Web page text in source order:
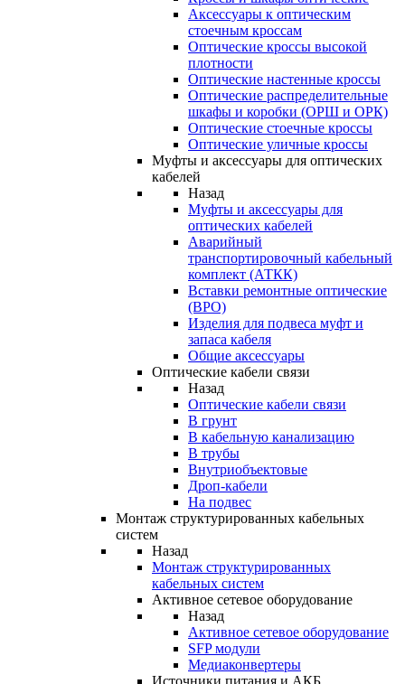
Аксессуары к оптическим
стоечным кроссам
Оптические кроссы высокой
плотности
Оптические настенные кроссы
Оптические распределительные
шкафы и коробки (ОРШ и ОРК)
Оптические стоечные кроссы
Оптические уличные кроссы
Муфты и аксессуары для оптических
кабелей
Назад
Муфты и аксессуары для
оптических кабелей
Аварийный
транспортировочный кабельный
комплект (АТКК)
Вставки ремонтные оптические
(ВРО)
Изделия для подвеса муфт и
запаса кабеля
Общие аксессуары
Оптические кабели связи
Назад
Оптические кабели связи
В грунт
В кабельную канализацию
В трубы
Внутриобъектовые
Дроп-кабели
На подвес
Монтаж структурированных кабельных
систем
Назад
Монтаж структурированных
кабельных систем
Активное сетевое оборудование
Назад
Активное сетевое оборудование
SFP модули
Медиаконвертеры
Источники питания и АКБ